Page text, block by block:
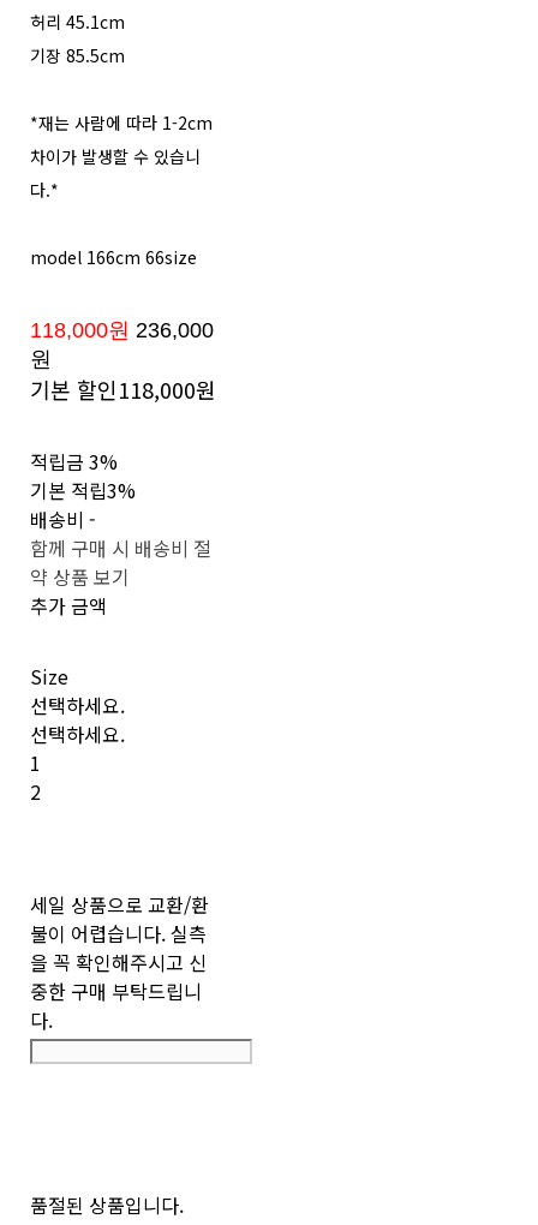
허리 45.1cm
기장 85.5cm
*재는 사람에 따라 1-2cm
차이가 발생할 수 있습니
다.*
model 166cm 66size
118,000원236,000
원
기본 할인118,000원
적립금 3%
기본 적립3%
배송비-
함께 구매 시 배송비 절
약 상품 보기
추가 금액
Size
선택하세요.
선택하세요.
1
2
세일 상품으로 교환/환
불이 어렵습니다. 실측
을 꼭 확인해주시고 신
중한 구매 부탁드립니
다.
품절된 상품입니다.